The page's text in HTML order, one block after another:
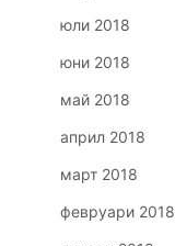
юли 2018
юни 2018
май 2018
април 2018
март 2018
февруари 2018